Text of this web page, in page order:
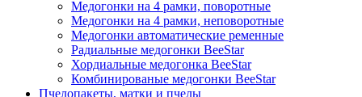
Медогонки на 4 рамки, поворотные
Медогонки на 4 рамки, неповоротные
Медогонки автоматические ременные
Радиальные медогонки BeeStar
Хордиальные медогонка BeeStar
Комбинированые медогонки BeeStar
Пчелопакеты, матки и пчелы